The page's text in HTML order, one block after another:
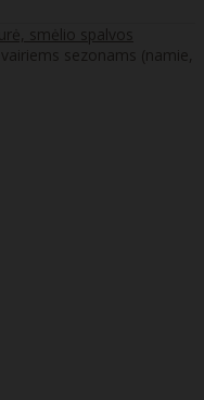
smėlio spalvos
sezonams (namie,